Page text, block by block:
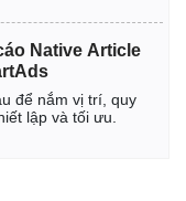
Native Article
để nắm vị trí, quy
lập và tối ưu.